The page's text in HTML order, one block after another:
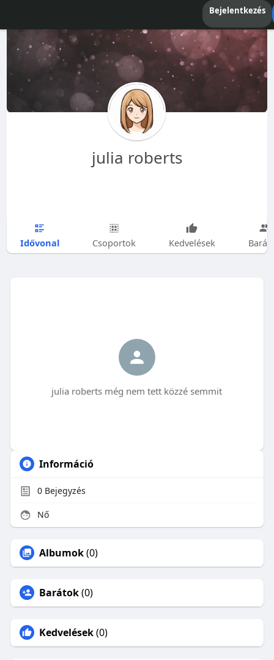
Bejelentkezés
julia roberts
Idővonal Csoportok Kedvelések
julia roberts még nem tett közzé semmit
Információ
0Bejegyzés
Nő
Albumok(0)
Barátok(0)
Kedvelések(0)